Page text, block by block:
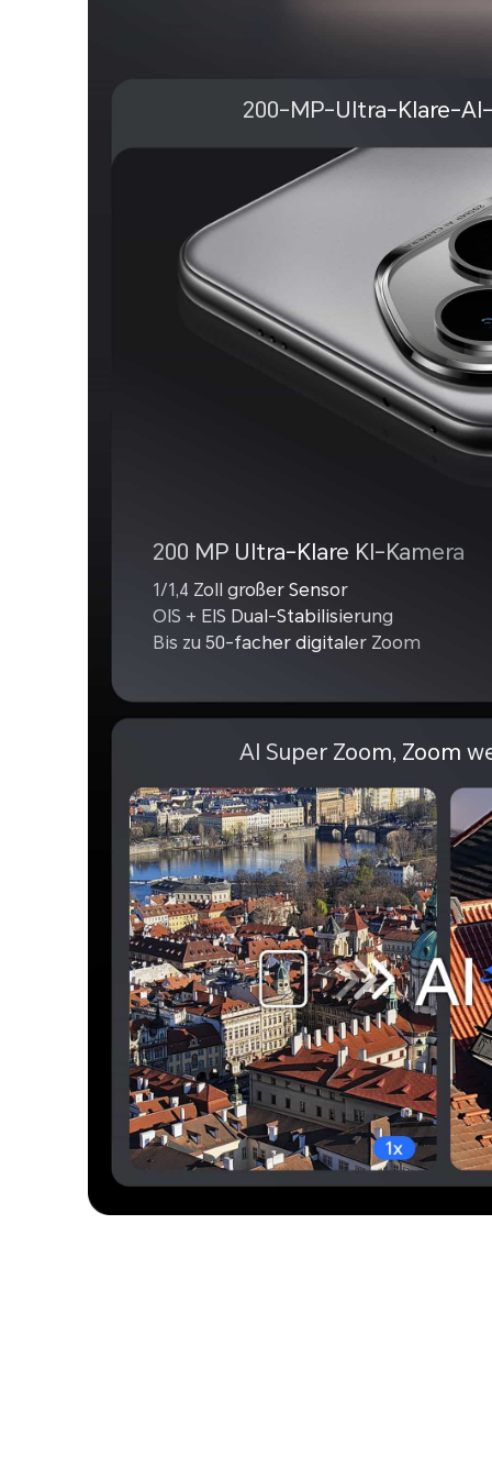
200-MP-Ultra-Klare-
200 MP Ultra-Klare KI-Kamera
1/1,4 Zoll großer Sensor
OIS + EIS Dual-Stabilisierung
Bis zu 50-facher digitaler Zoom
AI Super Zoom, Zoom